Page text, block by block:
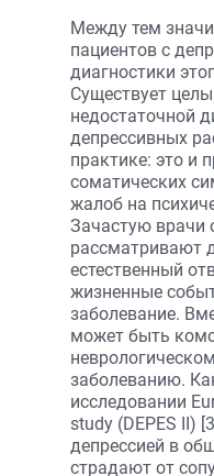
Между тем
пациентов с
диагностики
Существует
недостаточной
депрессивных
практике: это и
соматических
жалоб на
Зачастую врачи
рассматривают
естественный
жизненные
заболевание.
может быть
заболеванию.
исследовании
study (DEPES II)
депрессией в
страдают от